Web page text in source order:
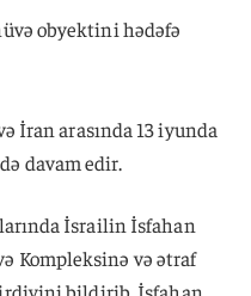
obyektini hədəfə
İran arasında 13 iyunda
davam edir.
İsrailin İsfahan
Kompleksinə və ətraf
bildirib. İsfahan